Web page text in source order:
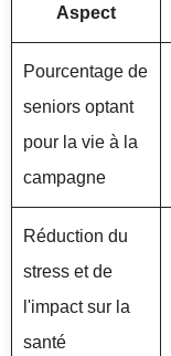
Aspect
Pourcentage de
seniors optant
pour la vie à la
campagne
Réduction du
stress et de
l'impact sur la
santé